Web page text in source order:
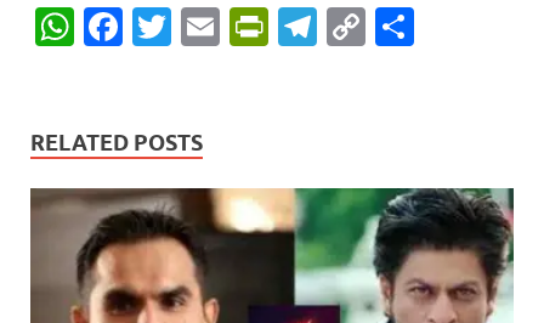
W
s
A
p
p
F
b
o
o
k
T
er
E
P
ie
n
dl
y
T
a
m
C
Li
n
k
RELATED POSTS